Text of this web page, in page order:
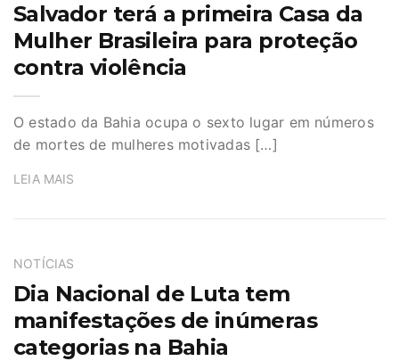
Salvador terá a primeira Casa da
Mulher Brasileira para proteção
contra violência
O estado da Bahia ocupa o sexto lugar em números
de mortes de mulheres motivadas […]
LEIA MAIS
NOTÍCIAS
Dia Nacional de Luta tem
manifestações de inúmeras
categorias na Bahia